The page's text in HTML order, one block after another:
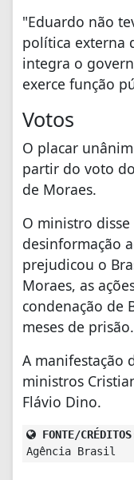
"Eduardo não
política externa
integra o
exerce função
Votos
O placar
partir do voto
de Moraes.
O ministro
desinformação
prejudicou o
Moraes, as
condenação de
meses de prisão.
A manifestação
ministros
Flávio Dino.
FONTE/
Agência Brasil